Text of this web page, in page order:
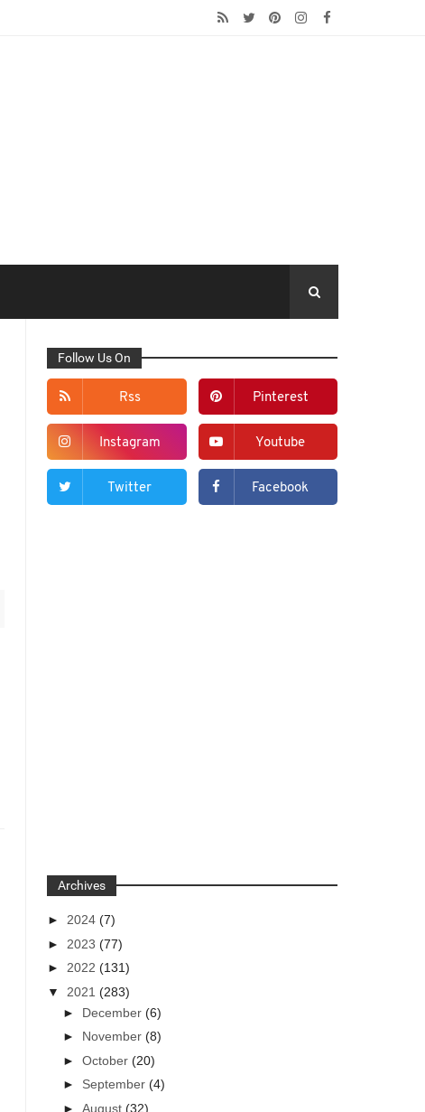
Follow Us On
Rss Pinterest
Instagram Youtube
Twitter Facebook
Archives
► 2024(7)
► 2023(77)
► 2022(131)
▼ 2021(283)
► December(6)
► November(8)
►October(20)
► September(4)
►August(32)